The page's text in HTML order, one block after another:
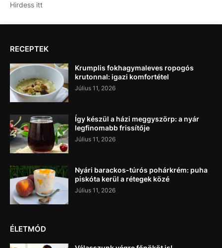
Hirdess itt
RECEPTEK
Krumplis fokhagymaleves ropogós
krutonnal: igazi komfortétel
Július 11, 2026
Így készül a házi meggyszörp: a nyár
legfinomabb frissítője
Július 11, 2026
Nyári barackos-túrós pohárkrém: puha
piskóta kerül a rétegek közé
Július 11, 2026
ÉLETMÓD